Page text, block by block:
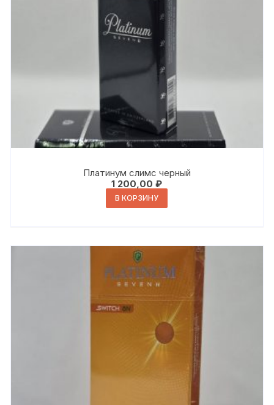
Платинум слимс черный
1 200,00₽
В КОРЗИНУ